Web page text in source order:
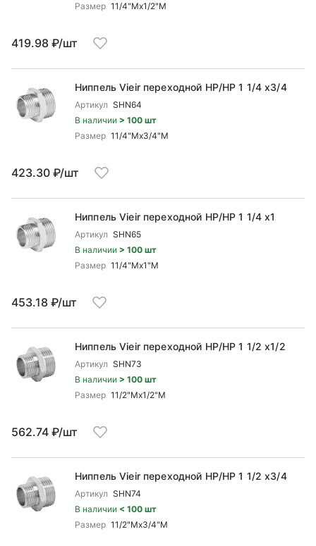
Размер 11/4"Mx1/2"М
419.98 ₽/шт
Ниппель Vieir переходной НР/НР 1 1/4 x3/4
Артикул SHN64
В наличии > 100 шт
Размер 11/4"Mx3/4"М
423.30 ₽/шт
Ниппель Vieir переходной НР/НР 1 1/4 x1
Артикул SHN65
В наличии > 100 шт
Размер 11/4"Mx1"М
453.18 ₽/шт
Ниппель Vieir переходной НР/НР 1 1/2 x1/2
Артикул SHN73
В наличии > 100 шт
Размер 11/2"Mx1/2"М
562.74 ₽/шт
Ниппель Vieir переходной НР/НР 1 1/2 x3/4
Артикул SHN74
В наличии < 100 шт
Размер 11/2"Mx3/4"М